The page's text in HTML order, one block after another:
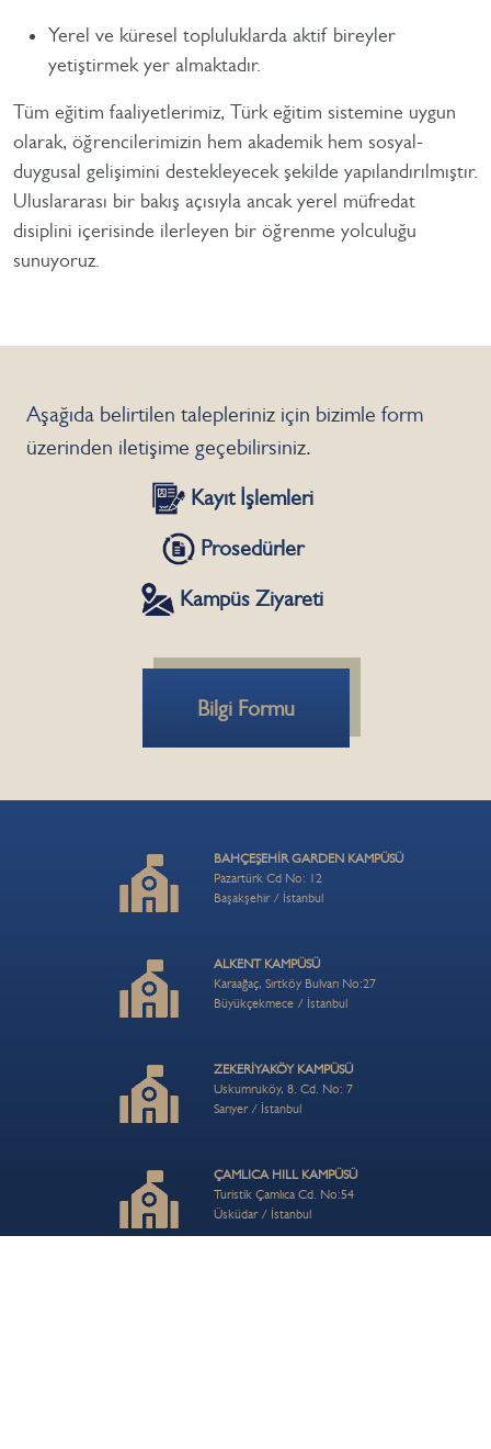
Yerel ve küresel topluluklarda aktif bireyler
yetiştirmek yer almaktadır.
Tüm eğitim faaliyetlerimiz, Türk eğitim sistemine uygun
olarak, öğrencilerimizin hem akademik hem sosyal-
duygusal gelişimini destekleyecek şekilde yapılandırılmıştır.
Uluslararası bir bakış açısıyla ancak yerel müfredat
disiplini içerisinde ilerleyen bir öğrenme yolculuğu
sunuyoruz.
Aşağıda belirtilen talepleriniz için bizimle form
üzerinden iletişime geçebilirsiniz.
Kayıt İşlemleri
Prosedürler
Kampüs Ziyareti
Bilgi Formu
BAHÇEŞEHİR GARDEN KAMPÜSÜ
Pazartürk Cd No: 12
Başakşehir / İstanbul
ALKENT KAMPÜSÜ
Karaağaç, Sırtköy Bulvarı No:27
Büyükçekmece / İstanbul
ZEKERİYAKÖY KAMPÜSÜ
Uskumruköy, 8. Cd. No: 7
Sarıyer / İstanbul
ÇAMLICA HILL KAMPÜSÜ
Turistik Çamlıca Cd. No:54
Üsküdar / İstanbul